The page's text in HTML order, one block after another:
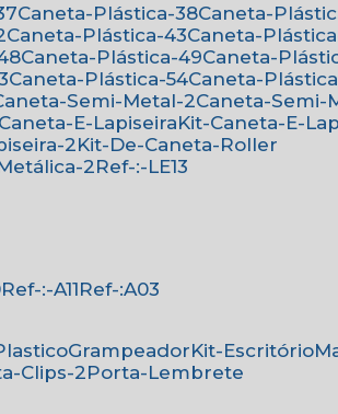
Caneta-Plástica-38
Caneta-
Caneta-Plástica-43
Caneta-
Caneta-Plástica-49
Caneta-
Caneta-Plástica-54
Caneta-
Caneta-Semi-Metal-2
Caneta-Semi-
Caneta-E-Lapiseira
Kit-Caneta-E-
2
Kit-De-Caneta-Roller
2
Ref-:-LE13
Ref-:-A11
Ref-:A03
Grampeador Kit-Escritório
Clips-2
Porta-Lembrete